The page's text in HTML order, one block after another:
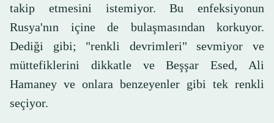
takip etmesini istemiyor. Bu enfeksiyonun
Rusya'nın içine de bulaşmasından korkuyor.
Dediği gibi; "renkli devrimleri" sevmiyor ve
müttefiklerini dikkatle ve Beşşar Esed, Ali
Hamaney ve onlara benzeyenler gibi tek renkli
seçiyor.